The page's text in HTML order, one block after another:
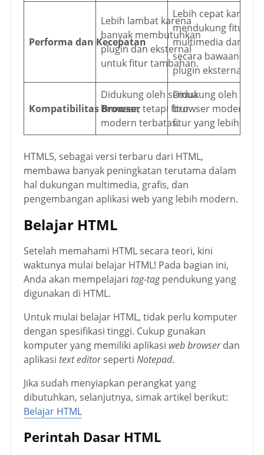
Performa dan Kecepatan
Lebih lambat karena
banyak membutuhkan
plugin dan eksternal
untuk fitur tambahan.
Lebih cepat karena
mendukung fitur
multimedia dan
secara bawaan
plugin eksternal.
Kompatibilitas Browser
Didukung oleh semua
browser, tetapi fitur
modern terbatas.
Didukung oleh
browser modern
fitur yang lebih
HTML5, sebagai versi terbaru dari HTML,
membawa banyak peningkatan terutama dalam
hal dukungan multimedia, grafis, dan
pengembangan aplikasi web yang lebih modern.
Belajar HTML
Setelah memahami HTML secara teori, kini
waktunya mulai belajar HTML! Pada bagian ini,
Anda akan mempelajari tag-tagpendukung yang
digunakan di HTML.
Untuk mulai belajar HTML, tidak perlu komputer
dengan spesifikasi tinggi. Cukup gunakan
komputer yang memiliki aplikasi web browserdan
aplikasi text editorseperti Notepad.
Jika sudah menyiapkan perangkat yang
dibutuhkan, selanjutnya, simak artikel berikut:
Belajar HTML
Perintah Dasar HTML